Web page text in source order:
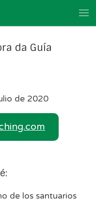
da Guía
de 2020
de los santuarios